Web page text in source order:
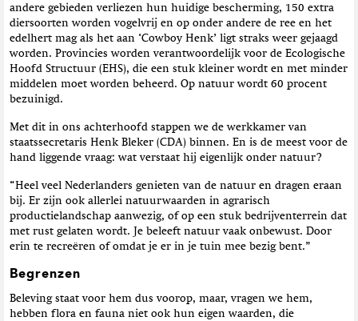
andere gebieden verliezen hun huidige bescherming, 150 extra
diersoorten worden vogelvrij en op onder andere de ree en het
edelhert mag als het aan ‘Cowboy Henk’ ligt straks weer gejaagd
worden. Provincies worden verantwoordelijk voor de Ecologische
Hoofd Structuur (EHS), die een stuk kleiner wordt en met minder
middelen moet worden beheerd. Op natuur wordt 60 procent
bezuinigd.
Met dit in ons achterhoofd stappen we de werkkamer van
staatssecretaris Henk Bleker (CDA) binnen. En is de meest voor de
hand liggende vraag: wat verstaat hij eigenlijk onder natuur?
“Heel veel Nederlanders genieten van de natuur en dragen eraan
bij. Er zijn ook allerlei natuurwaarden in agrarisch
productielandschap aanwezig, of op een stuk bedrijventerrein dat
met rust gelaten wordt. Je beleeft natuur vaak onbewust. Door
erin te recreëren of omdat je er in je tuin mee bezig bent.”
Begrenzen
Beleving staat voor hem dus voorop, maar, vragen we hem,
hebben flora en fauna niet ook hun eigen waarden, die